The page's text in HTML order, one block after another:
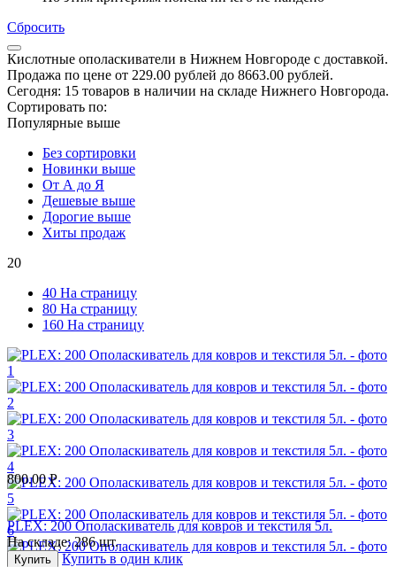
Сбросить
Кислотные ополаскиватели в Нижнем Новгороде с доставкой.
Продажа по цене от 229.00 рублей до 8663.00 рублей.
Сегодня: 15 товаров в наличии на складе Нижнего Новгорода.
Сортировать по:
Популярные выше
Без сортировки
Новинки выше
От А до Я
Дешевые выше
Дорогие выше
Хиты продаж
20
40 На страницу
80 На страницу
160 На страницу
800.00 Р
PLEX: 200 Ополаскиватель для ковров и текстиля 5л.
На складе: 286 шт.
Купить Купить в один клик